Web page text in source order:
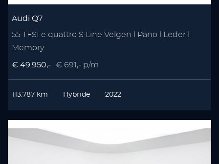
Audi Q7
55 TFSI e quattro S Line Velgen l Pano l Leder l
Memory
€ 49.950,- € 691,- p/m
113.787 km Hybride 2022